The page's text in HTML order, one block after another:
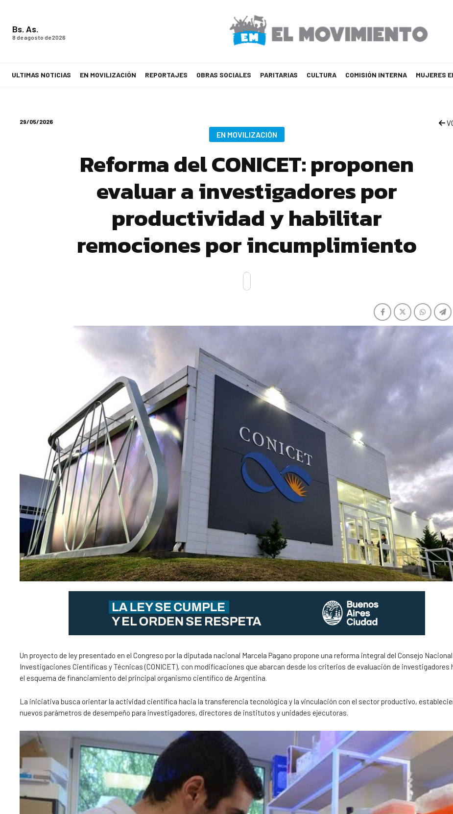
Bs. As.
8 de agosto de 2026
ULTIMAS NOTICIAS EN MOVILIZACIÓN REPORTAJES OBRAS SOCIALES PARITARIAS CULTURA COMISIÓN INTERNA MUJERES
29/05/2026
EN MOVILIZACIÓN
Reforma del CONICET: proponen
evaluar a investigadores por
productividad y habilitar
remociones por incumplimiento
Un proyecto de ley presentado en el Congreso por la diputada nacional Marcela Pagano propone una reforma integral del Consejo
Investigaciones Científicas y Técnicas (CONICET), con modificaciones que abarcan desde los criterios de evaluación de investigadores
el esquema de financiamiento del principal organismo científico de Argentina.
La iniciativa busca orientar la actividad científica hacia la transferencia tecnológica y la vinculación con el sector productivo,
nuevos parámetros de desempeño para investigadores, directores de institutos y unidades ejecutoras.